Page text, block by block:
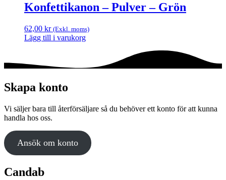
Konfettikanon – Pulver – Grön
62,00 kr (Exkl. moms)
Lägg till i varukorg
Skapa konto
Vi säljer bara till återförsäljare så du behöver ett konto för att kunna
handla hos oss.
Ansök om konto
Candab